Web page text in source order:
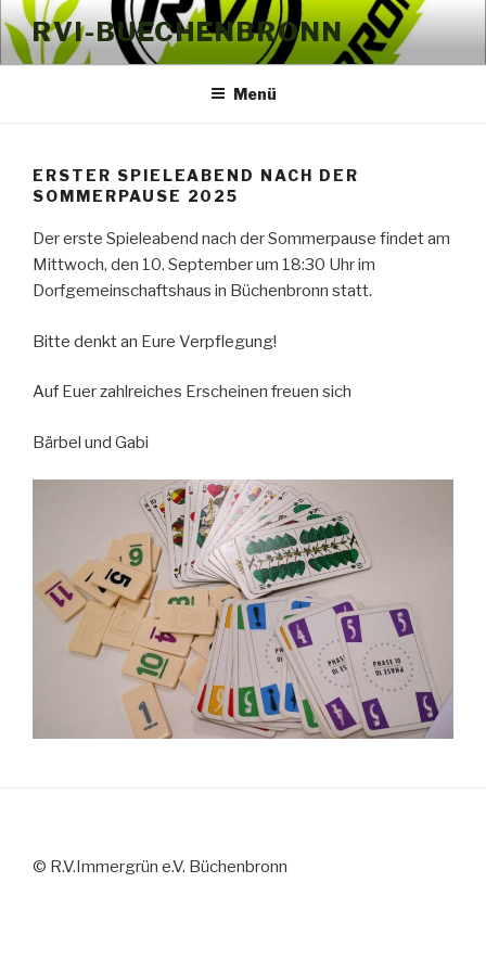
Zum
Inhalt
springen
RVI-BUECHENBRONN
Menü
ERSTER SPIELEABEND NACH DER
SOMMERPAUSE 2025
Der erste Spieleabend nach der Sommerpause findet am
Mittwoch, den 10. September um 18:30 Uhr im
Dorfgemeinschaftshaus in Büchenbronn statt.
Bitte denkt an Eure Verpflegung!
Auf Euer zahlreiches Erscheinen freuen sich
Bärbel und Gabi
© R.V.Immergrün e.V. Büchenbronn